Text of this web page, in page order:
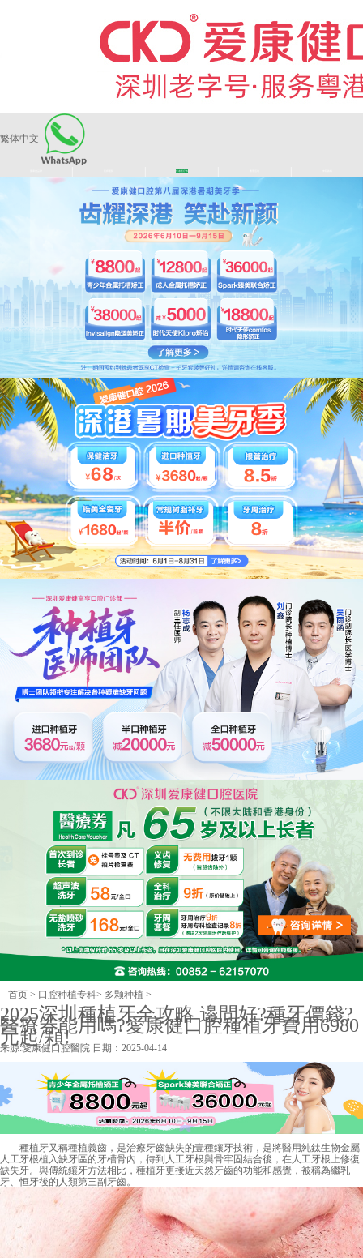
繁体中文
长者医疗券
首页 > 口腔种植专科> 多颗种植 >
2025深圳種植牙全攻略 邊間好?種牙價錢?
醫療券能用嗎?愛康健口腔種植牙費用6980
元起/顆!
来源:愛康健口腔醫院 日期：2025-04-14
種植牙又稱種植義齒，是治療牙齒缺失的壹種鑲牙技術，是將醫用純鈦生物金屬
人工牙根植入缺牙區的牙槽骨內，待到人工牙根與骨牢固結合後，在人工牙根上修復
缺失牙。與傳統鑲牙方法相比，種植牙更接近天然牙齒的功能和感覺，被稱為繼乳
牙、恒牙後的人類第三副牙齒。